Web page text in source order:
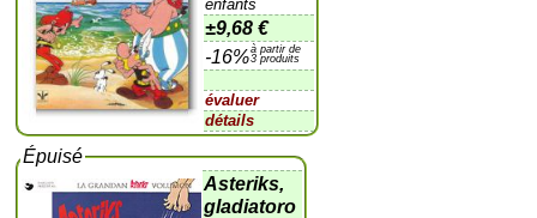
enfants
±9,68 €
-16%à partir de
3 produits
évaluer
détails
Épuisé
Asteriks,
gladiatoro